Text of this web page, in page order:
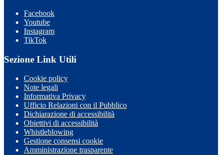
Facebook
Youtube
Instagram
TikTok
Sezione Link Utili
Cookie policy
Note legali
Informativa Privacy
Ufficio Relazioni con il Pubblico
Dichiarazione di accessibilità
Obiettivi di accessibilità
Whistleblowing
Gestione consensi cookie
Amministrazione trasparente